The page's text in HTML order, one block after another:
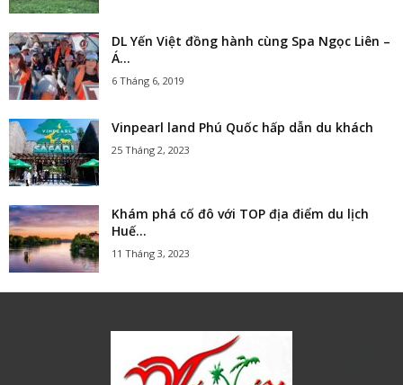
DL Yến Việt đồng hành cùng Spa Ngọc Liên –
Á...
6 Tháng 6, 2019
Vinpearl land Phú Quốc hấp dẫn du khách
25 Tháng 2, 2023
Khám phá cố đô với TOP địa điểm du lịch
Huế...
11 Tháng 3, 2023